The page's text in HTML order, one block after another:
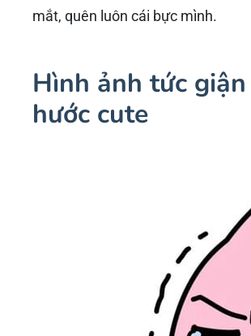
mắt, quên luôn cái bực mình.
Hình ảnh tức
hước cute